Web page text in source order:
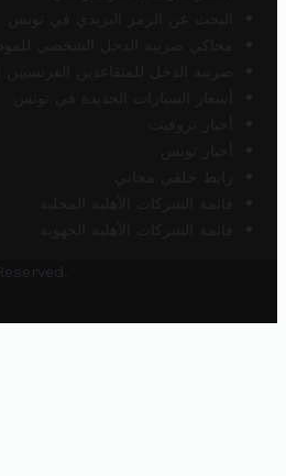
البحث عن الرمز البريدي في تونس
محاكي ضريبة الدخل الشخصي
ضريبة الدخل للمتقاعدين
أسعار السيارات الجديدة في تونس
أخبار تروفيت
أخبار تونس
رابط خلفي مجاني
قائمة الشركات الأهلية المحلية
قائمة الشركات الأهلية الجهوية